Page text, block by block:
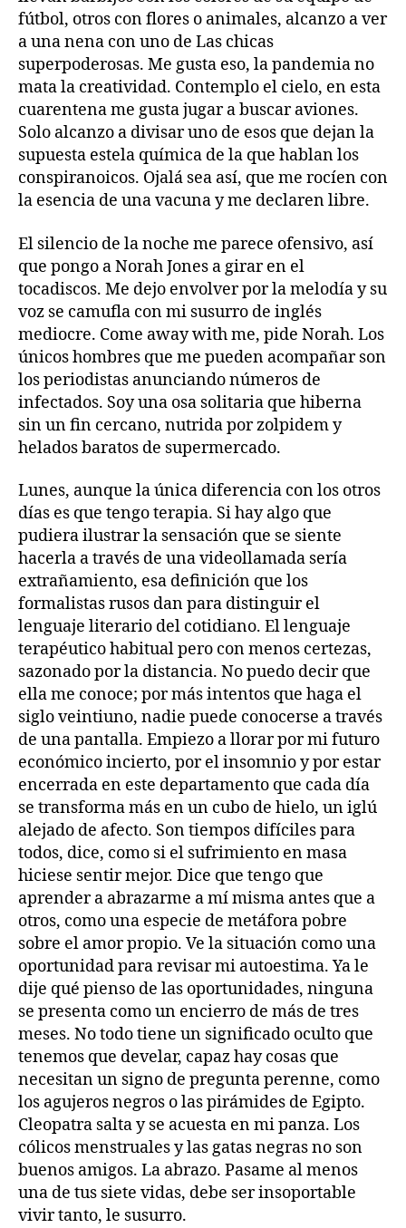
fútbol, otros con flores o animales, alcanzo a ver
a una nena con uno de Las chicas
superpoderosas. Me gusta eso, la pandemia no
mata la creatividad. Contemplo el cielo, en esta
cuarentena me gusta jugar a buscar aviones.
Solo alcanzo a divisar uno de esos que dejan la
supuesta estela química de la que hablan los
conspiranoicos. Ojalá sea así, que me rocíen con
la esencia de una vacuna y me declaren libre.
El silencio de la noche me parece ofensivo, así
que pongo a Norah Jones a girar en el
tocadiscos. Me dejo envolver por la melodía y su
voz se camufla con mi susurro de inglés
mediocre. Come away with me, pide Norah. Los
únicos hombres que me pueden acompañar son
los periodistas anunciando números de
infectados. Soy una osa solitaria que hiberna
sin un fin cercano, nutrida por zolpidem y
helados baratos de supermercado.
Lunes, aunque la única diferencia con los otros
días es que tengo terapia. Si hay algo que
pudiera ilustrar la sensación que se siente
hacerla a través de una videollamada sería
extrañamiento, esa definición que los
formalistas rusos dan para distinguir el
lenguaje literario del cotidiano. El lenguaje
terapéutico habitual pero con menos certezas,
sazonado por la distancia. No puedo decir que
ella me conoce; por más intentos que haga el
siglo veintiuno, nadie puede conocerse a través
de una pantalla. Empiezo a llorar por mi futuro
económico incierto, por el insomnio y por estar
encerrada en este departamento que cada día
se transforma más en un cubo de hielo, un iglú
alejado de afecto. Son tiempos difíciles para
todos, dice, como si el sufrimiento en masa
hiciese sentir mejor. Dice que tengo que
aprender a abrazarme a mí misma antes que a
otros, como una especie de metáfora pobre
sobre el amor propio. Ve la situación como una
oportunidad para revisar mi autoestima. Ya le
dije qué pienso de las oportunidades, ninguna
se presenta como un encierro de más de tres
meses. No todo tiene un significado oculto que
tenemos que develar, capaz hay cosas que
necesitan un signo de pregunta perenne, como
los agujeros negros o las pirámides de Egipto.
Cleopatra salta y se acuesta en mi panza. Los
cólicos menstruales y las gatas negras no son
buenos amigos. La abrazo. Pasame al menos
una de tus siete vidas, debe ser insoportable
vivir tanto, le susurro.